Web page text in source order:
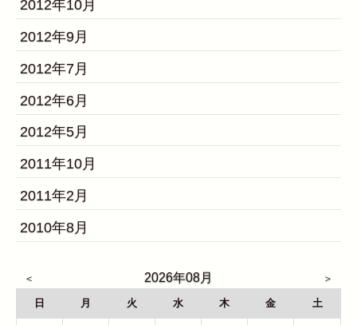
2012年10月
2012年9月
2012年7月
2012年6月
2012年5月
2011年10月
2011年2月
2010年8月
2026年08月
日 月 火 水 木 金 土